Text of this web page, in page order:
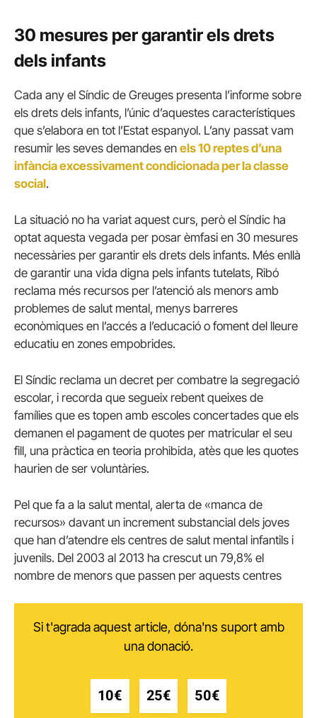
30 mesures per garantir els drets
dels infants
Cada any el Síndic de Greuges presenta l’informe sobre
els drets dels infants, l’únic d’aquestes característiques
que s’elabora en tot l’Estat espanyol. L’any passat vam
resumir les seves demandes en els 10 reptes d’una
infància excessivament condicionada per la classe
social.
La situació no ha variat aquest curs, però el Síndic ha
optat aquesta vegada per posar èmfasi en 30 mesures
necessàries per garantir els drets dels infants. Més enllà
de garantir una vida digna pels infants tutelats, Ribó
reclama més recursos per l’atenció als menors amb
problemes de salut mental, menys barreres
econòmiques en l’accés a l’educació o foment del lleure
educatiu en zones empobrides.
El Síndic reclama un decret per combatre la segregació
escolar, i recorda que segueix rebent queixes de
famílies que es topen amb escoles concertades que els
demanen el pagament de quotes per matricular el seu
fill, una pràctica en teoria prohibida, atès que les quotes
haurien de ser voluntàries.
Pel que fa a la salut mental, alerta de «manca de
recursos» davant un increment substancial dels joves
que han d’atendre els centres de salut mental infantils i
juvenils. Del 2003 al 2013 ha crescut un 79,8% el
nombre de menors que passen per aquests centres
Si t'agrada aquest article, dóna'ns suport amb
una donació.
10€ 25€ 50€